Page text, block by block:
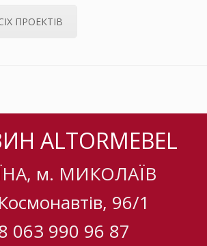
ПРОЕКТІВ
ALTORMEBEL
м. МИКОЛАЇВ
96/1
063 990 96 87